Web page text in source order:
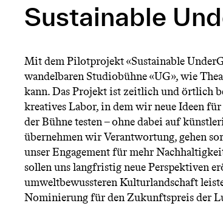
Sustainable
Mit dem Pilotprojekt «Sustainable
wandelbaren Studiobühne «UG», wie
kann. Das Projekt ist zeitlich und örtlich
kreatives Labor, in dem wir neue Ideen
der Bühne testen – ohne dabei auf
übernehmen wir Verantwortung, gehen
unser Engagement für mehr
sollen uns langfristig neue Perspektiven
umweltbewussteren Kulturlandschaft
Nominierung für den Zukunftspreis der